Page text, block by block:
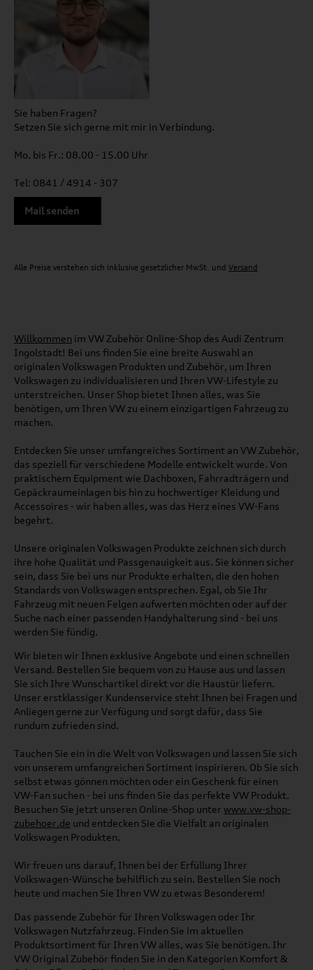
Sie haben Fragen?
Setzen Sie sich gerne mit mir in Verbindung.
Mo. bis Fr.: 08.00 - 15.00 Uhr
Tel: 0841 / 4914 - 307
Mail senden
Alle Preise verstehen sich inklusive gesetzlicher MwSt. und Versand
Willkommen im VW Zubehör Online-Shop des Audi Zentrum
Ingolstadt! Bei uns finden Sie eine breite Auswahl an
originalen Volkswagen Produkten und Zubehör, um Ihren
Volkswagen zu individualisieren und Ihren VW-Lifestyle zu
unterstreichen. Unser Shop bietet Ihnen alles, was Sie
benötigen, um Ihren VW zu einem einzigartigen Fahrzeug zu
machen.
Entdecken Sie unser umfangreiches Sortiment an VW Zubehör,
das speziell für verschiedene Modelle entwickelt wurde. Von
praktischem Equipment wie Dachboxen, Fahrradträgern und
Gepäckraumeinlagen bis hin zu hochwertiger Kleidung und
Accessoires - wir haben alles, was das Herz eines VW-Fans
begehrt.
Unsere originalen Volkswagen Produkte zeichnen sich durch
ihre hohe Qualität und Passgenauigkeit aus. Sie können sicher
sein, dass Sie bei uns nur Produkte erhalten, die den hohen
Standards von Volkswagen entsprechen. Egal, ob Sie Ihr
Fahrzeug mit neuen Felgen aufwerten möchten oder auf der
Suche nach einer passenden Handyhalterung sind - bei uns
werden Sie fündig.
Wir bieten wir Ihnen exklusive Angebote und einen schnellen
Versand. Bestellen Sie bequem von zu Hause aus und lassen
Sie sich Ihre Wunschartikel direkt vor die Haustür liefern.
Unser erstklassiger Kundenservice steht Ihnen bei Fragen und
Anliegen gerne zur Verfügung und sorgt dafür, dass Sie
rundum zufrieden sind.
Tauchen Sie ein in die Welt von Volkswagen und lassen Sie sich
von unserem umfangreichen Sortiment inspirieren. Ob Sie sich
selbst etwas gönnen möchten oder ein Geschenk für einen
VW-Fan suchen - bei uns finden Sie das perfekte VW Produkt.
Besuchen Sie jetzt unseren Online-Shop unter www.vw-shop-
zubehoer.de und entdecken Sie die Vielfalt an originalen
Volkswagen Produkten.
Wir freuen uns darauf, Ihnen bei der Erfüllung Ihrer
Volkswagen-Wünsche behilflich zu sein. Bestellen Sie noch
heute und machen Sie Ihren VW zu etwas Besonderem!
Das passende Zubehör für Ihren Volkswagen oder Ihr
Volkswagen Nutzfahrzeug. Finden Sie im aktuellen
Produktsortiment für Ihren VW alles, was Sie benötigen. Ihr
VW Original Zubehör finden Sie in den Kategorien Komfort &